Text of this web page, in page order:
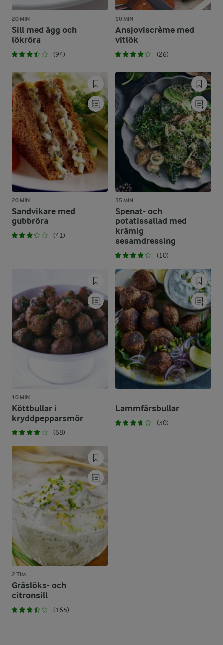
20 MIN
Sill med ägg och
lökröra
(94)
10 MIN
Ansjoviscrème med
vitlök
(26)
20 MIN
Sandvikare med
gubbröra
(41)
35 MIN
Spenat- och
potatissallad med
krämig
sesamdressing
(10)
10 MIN
Köttbullar i
kryddpepparsmör
(68)
Lammfärsbullar
(30)
2 TIM
Gräslöks- och
citronsill
(165)